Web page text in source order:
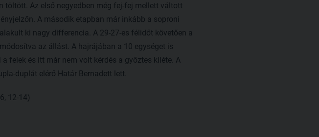
Az első negyedben még fej-fej mellett váltott
A második etapban már inkább a soproni
ki nagy differencia. A 29-27-es félidőt követően a
az állást. A hajrájában a 10 egységet is
felek és itt már nem volt kérdés a győztes kiléte. A
duplát elérő Határ Bernadett lett.
12-14)